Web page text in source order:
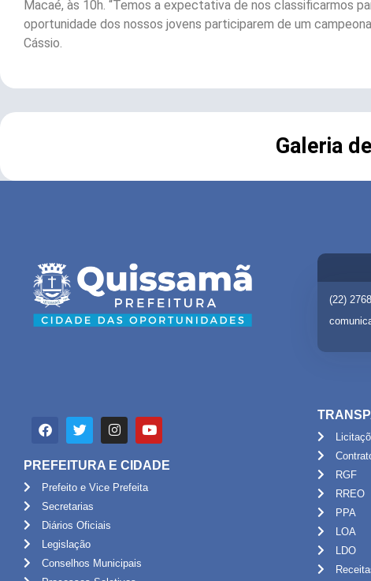
Macaé, às 10h. “Temos a expectativa de nos classificarmos
oportunidade dos nossos jovens participarem de um
Cássio.
Galeria
(22)
PREFEITURA E CIDADE
Prefeito e Vice Prefeita
Secretarias
Diários Oficiais
Legislação
Conselhos Municipais
RGF
RREO
PPA
LOA
LDO